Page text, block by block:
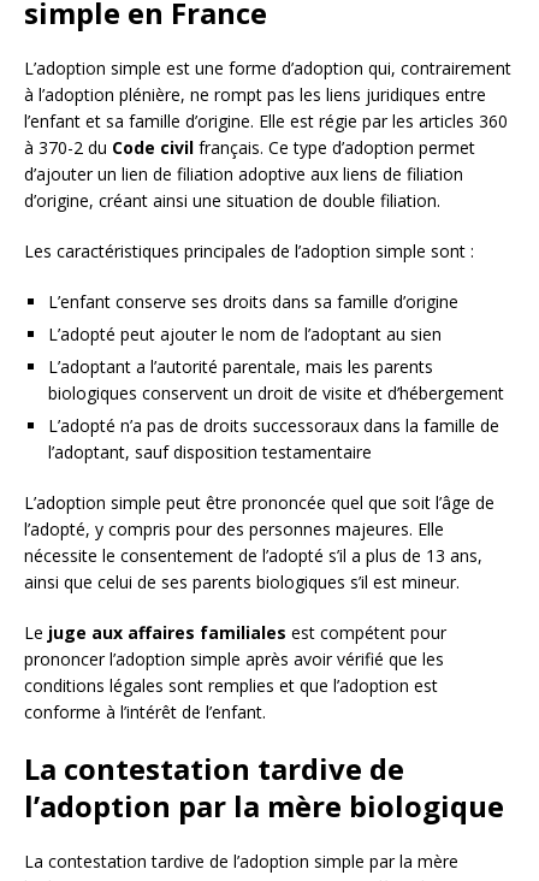
simple en France
L’adoption simple est une forme d’adoption qui, contrairement
à l’adoption plénière, ne rompt pas les liens juridiques entre
l’enfant et sa famille d’origine. Elle est régie par les articles 360
à 370-2 du Code civil français. Ce type d’adoption permet
d’ajouter un lien de filiation adoptive aux liens de filiation
d’origine, créant ainsi une situation de double filiation.
Les caractéristiques principales de l’adoption simple sont :
L’enfant conserve ses droits dans sa famille d’origine
L’adopté peut ajouter le nom de l’adoptant au sien
L’adoptant a l’autorité parentale, mais les parents
biologiques conservent un droit de visite et d’hébergement
L’adopté n’a pas de droits successoraux dans la famille de
l’adoptant, sauf disposition testamentaire
L’adoption simple peut être prononcée quel que soit l’âge de
l’adopté, y compris pour des personnes majeures. Elle
nécessite le consentement de l’adopté s’il a plus de 13 ans,
ainsi que celui de ses parents biologiques s’il est mineur.
Le juge aux affaires familiales est compétent pour
prononcer l’adoption simple après avoir vérifié que les
conditions légales sont remplies et que l’adoption est
conforme à l’intérêt de l’enfant.
La contestation tardive de
l’adoption par la mère biologique
La contestation tardive de l’adoption simple par la mère